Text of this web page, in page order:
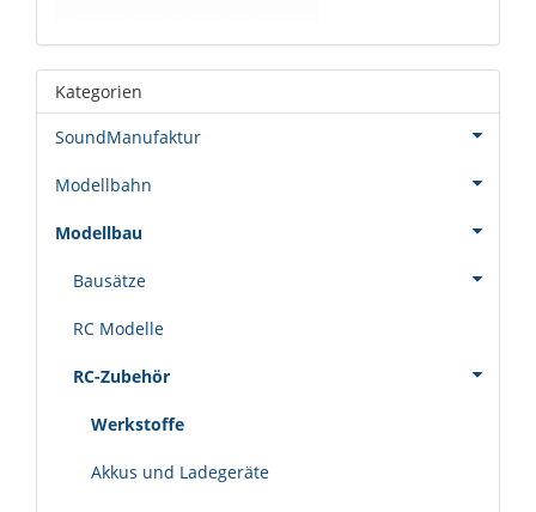
Kategorien
SoundManufaktur
Modellbahn
Modellbau
Bausätze
RC Modelle
RC-Zubehör
Werkstoffe
Akkus und Ladegeräte